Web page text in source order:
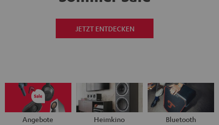
JETZT ENTDECKEN
Angebote Heimkino Bluetooth